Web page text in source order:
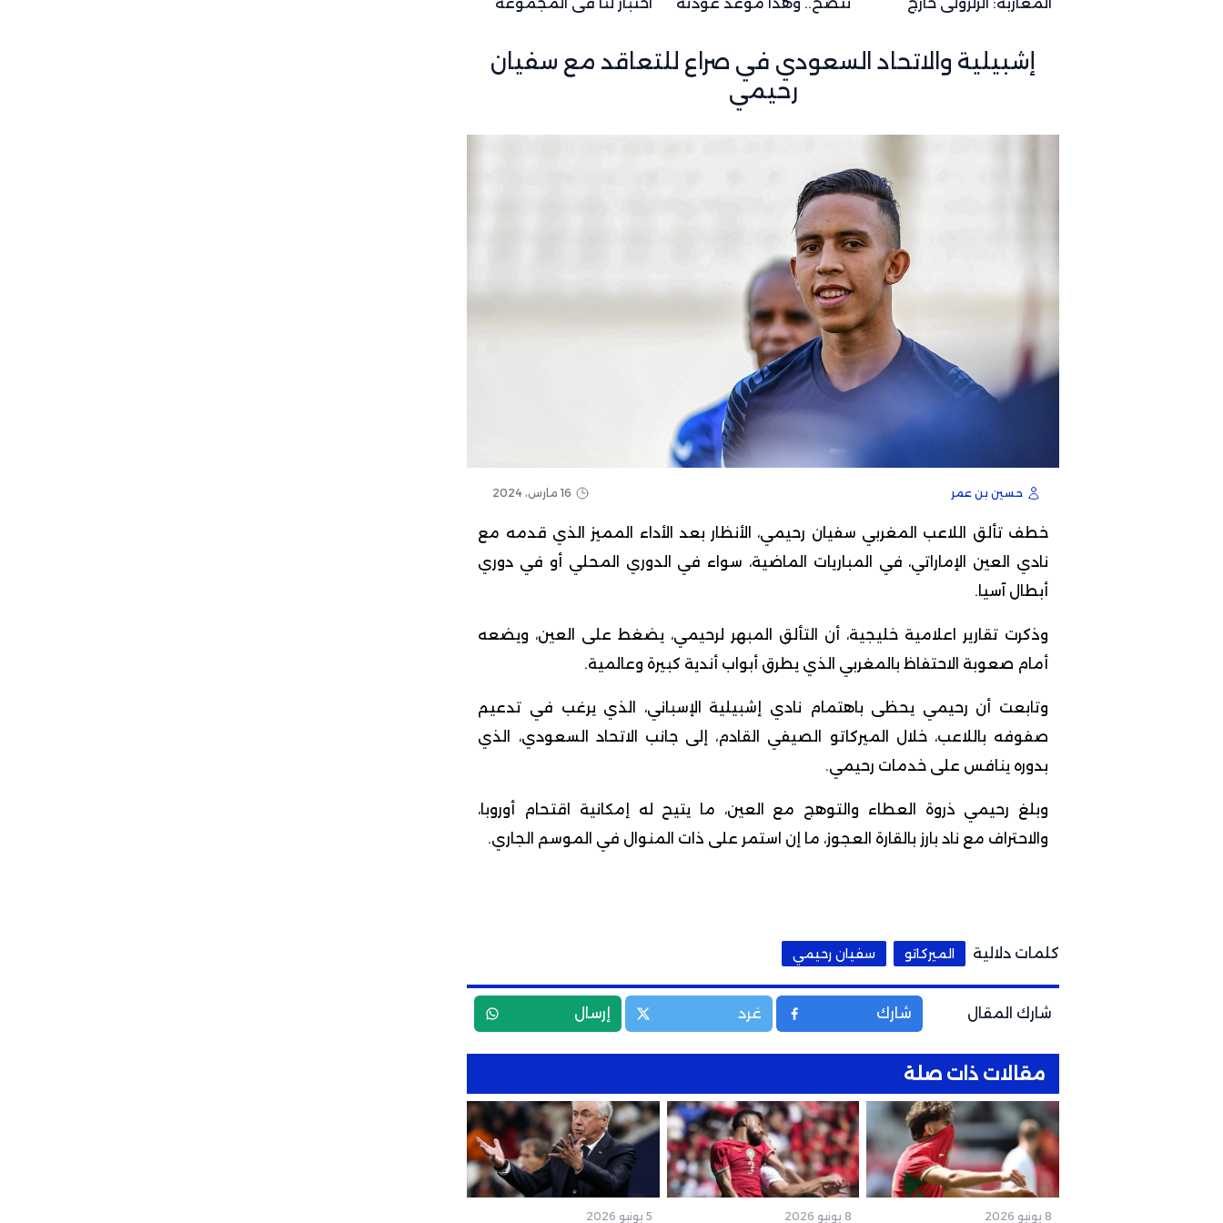
إشبيلية والاتحاد السعودي في صراع للتعاقد مع سفيان
رحيمي
حسين بن عمر 16 مارس، 2024
خطف تألق اللاعب المغربي سفيان رحيمي، الأنظار بعد الأداء المميز الذي قدمه مع
نادي العين الإماراتي، في المباريات الماضية، سواء في الدوري المحلي أو في دوري
أبطال آسيا.
وذكرت تقارير اعلامية خليجية، أن التألق المبهر لرحيمي، يضغط على العين، ويضعه
أمام صعوبة الاحتفاظ بالمغربي الذي يطرق أبواب أندية كبيرة وعالمية.
وتابعت أن رحيمي يحظى باهتمام نادي إشبيلية الإسباني، الذي يرغب في تدعيم
صفوفه باللاعب، خلال الميركاتو الصيفي القادم، إلى جانب الاتحاد السعودي، الذي
بدوره ينافس على خدمات رحيمي.
وبلغ رحيمي ذروة العطاء والتوهج مع العين، ما يتيح له إمكانية اقتحام أوروبا،
والاحتراف مع ناد بارز بالقارة العجوز، ما إن استمر على ذات المنوال في الموسم الجاري.
كلمات دلالية الميركاتو سفيان رحيمي
شارك المقال شارك غرد إرسال
مقالات ذات صلة
8 يونيو 2026 8 يونيو 2026 5 يونيو 2026